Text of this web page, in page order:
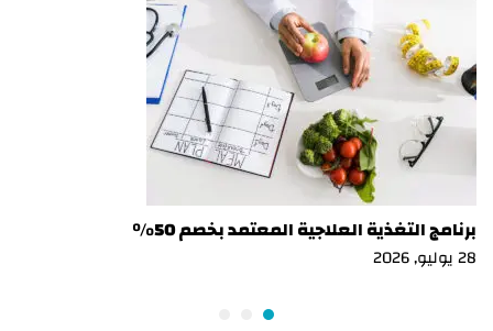
برنامج التغذية العلاجية المعتمد بخصم 50%
28 يوليو, 2026